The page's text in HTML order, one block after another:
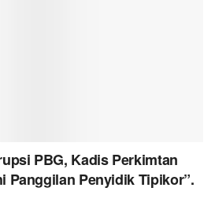
PBG, Kadis Perkimtan
Panggilan Penyidik Tipikor”.